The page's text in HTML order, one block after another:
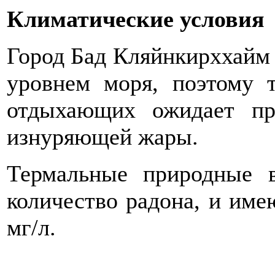
Климатические условия
Город Бад
уровнем моря,
отдыхающих ожидает
изнуряющей жары.
Термальные природные
количество радона, и
мг/л.